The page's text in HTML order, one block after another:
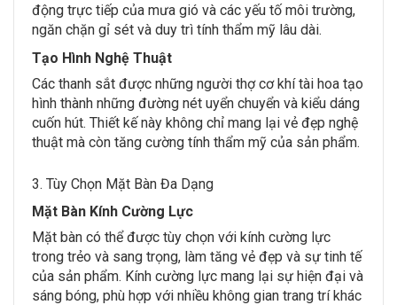
động trực tiếp của mưa gió và các yếu tố môi trường,
ngăn chặn gỉ sét và duy trì tính thẩm mỹ lâu dài.
Tạo Hình Nghệ Thuật
Các thanh sắt được những người thợ cơ khí tài hoa tạo
hình thành những đường nét uyển chuyển và kiểu dáng
cuốn hút. Thiết kế này không chỉ mang lại vẻ đẹp nghệ
thuật mà còn tăng cường tính thẩm mỹ của sản phẩm.
3. Tùy Chọn Mặt Bàn Đa Dạng
Mặt Bàn Kính Cường Lực
Mặt bàn có thể được tùy chọn với kính cường lực
trong trẻo và sang trọng, làm tăng vẻ đẹp và sự tinh tế
của sản phẩm. Kính cường lực mang lại sự hiện đại và
sáng bóng, phù hợp với nhiều không gian trang trí khác